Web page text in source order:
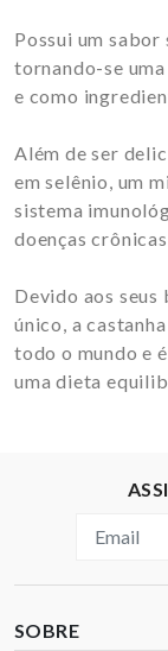
Possui um
tornando-se
e como
Além de ser
em selênio, um
sistema
doenças
Devido aos
único, a
todo o mundo e
uma dieta
SOBRE